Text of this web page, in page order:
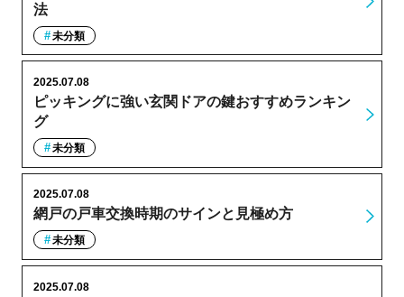
法
未分類
ピッキングに強い玄関ドアの鍵おすすめランキン
グ
2025.07.08
未分類
網戸の戸車交換時期のサインと見極め方
2025.07.08
未分類
2025.07.08